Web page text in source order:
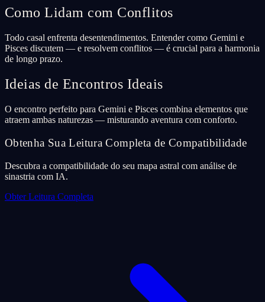
Como Lidam com Conflitos
Todo casal enfrenta desentendimentos. Entender como Gemini e
Pisces discutem — e resolvem conflitos — é crucial para a harmonia
de longo prazo.
Ideias de Encontros Ideais
O encontro perfeito para Gemini e Pisces combina elementos que
atraem ambas naturezas — misturando aventura com conforto.
Obtenha Sua Leitura Completa de Compatibilidade
Descubra a compatibilidade do seu mapa astral com análise de
sinastria com IA.
Obter Leitura Completa